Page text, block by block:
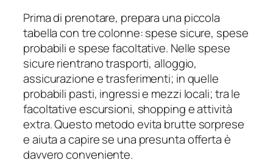
Prima di prenotare, prepara una piccola
tabella con tre colonne: spese sicure, spese
probabili e spese facoltative. Nelle spese
sicure rientrano trasporti, alloggio,
assicurazione e trasferimenti; in quelle
probabili pasti, ingressi e mezzi locali; tra le
facoltative escursioni, shopping e attività
extra. Questo metodo evita brutte sorprese
e aiuta a capire se una presunta offerta è
davvero conveniente.